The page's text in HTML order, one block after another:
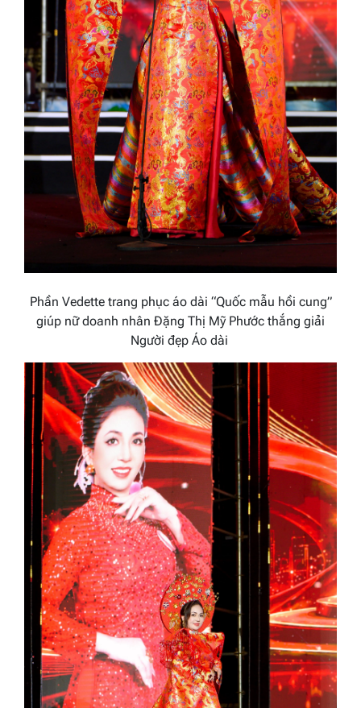
Phần Vedette trang phục áo dài “Quốc mẫu hồi cung”
giúp nữ doanh nhân Đặng Thị Mỹ Phước thắng giải
Người đẹp Áo dài